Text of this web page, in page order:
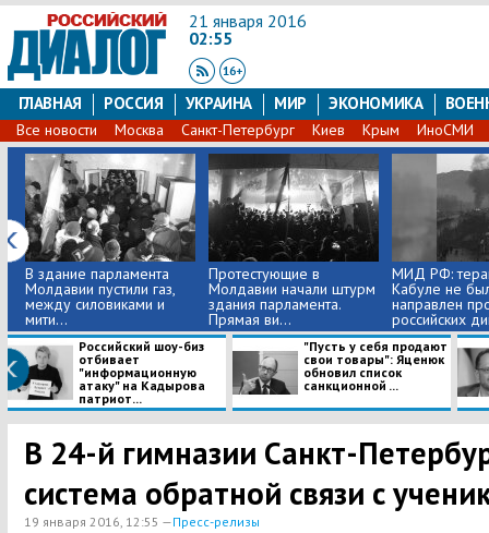
21 января 2016
02:55
ГЛАВНАЯ РОССИЯ УКРАИНА МИР ЭКОНОМИКА
Все новости Москва Санкт-Петербург Киев Крым ИноСМИ
В здание парламента
Молдавии пустили газ,
между силовиками и
мити...
Протестующие в
Молдавии начали штурм
здания парламента.
Прямая ви...
МИД РФ:
Кабуле не
направлен
российских
Российский шоу-биз
отбивает
"информационную
атаку" на Кадырова
патриот...
"Пусть у себя продают
свои товары": Яценюк
обновил список
санкционной ...
В 24-й гимназии Санкт-
система обратной связи с
19 января 2016, 12:55 —Пресс-релизы